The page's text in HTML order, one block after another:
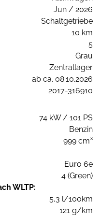
Jun / 2026
Schaltgetriebe
10 km
5
Grau
Zentrallager
ab ca. 08.10.2026
2017-316910
74 kW / 101 PS
Benzin
999 cm³
Euro 6e
4 (Green)
WLTP:
5,3 l/100km
121 g/km